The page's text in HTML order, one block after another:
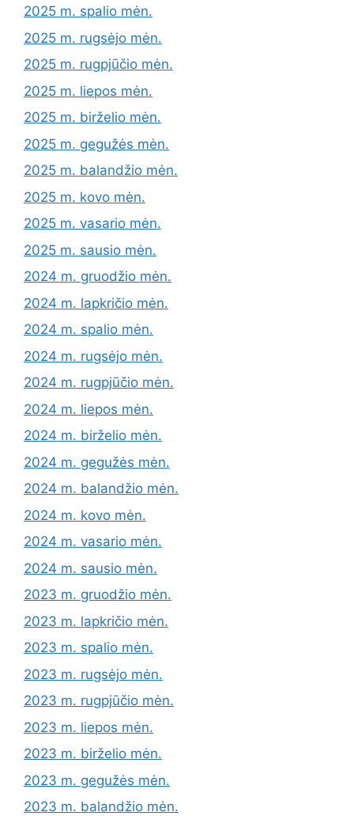
2025 m. spalio mėn.
2025 m. rugsėjo mėn.
2025 m. rugpjūčio mėn.
2025 m. liepos mėn.
2025 m. birželio mėn.
2025 m. gegužės mėn.
2025 m. balandžio mėn.
2025 m. kovo mėn.
2025 m. vasario mėn.
2025 m. sausio mėn.
2024 m. gruodžio mėn.
2024 m. lapkričio mėn.
2024 m. spalio mėn.
2024 m. rugsėjo mėn.
2024 m. rugpjūčio mėn.
2024 m. liepos mėn.
2024 m. birželio mėn.
2024 m. gegužės mėn.
2024 m. balandžio mėn.
2024 m. kovo mėn.
2024 m. vasario mėn.
2024 m. sausio mėn.
2023 m. gruodžio mėn.
2023 m. lapkričio mėn.
2023 m. spalio mėn.
2023 m. rugsėjo mėn.
2023 m. rugpjūčio mėn.
2023 m. liepos mėn.
2023 m. birželio mėn.
2023 m. gegužės mėn.
2023 m. balandžio mėn.